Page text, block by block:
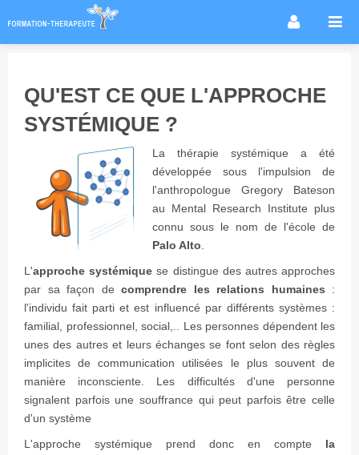
Thérapies / méthodes
Conseils formation
Annuaire des praticiens
Agenda & Actualités
QU'EST CE QUE L'APPROCHE
SYSTÉMIQUE ?
La thérapie systémique a été
développée sous l'impulsion de
l'anthropologue Gregory Bateson
au Mental Research Institute plus
connu sous le nom de l'école de
Palo Alto
L'approche systémique se distingue des autres approches
par sa façon de comprendre les relations humaines :
l'individu fait parti et est influencé par différents systèmes :
familial, professionnel, social,.. Les personnes dépendent les
unes des autres et leurs échanges se font selon des règles
implicites de communication utilisées le plus souvent de
manière inconsciente. Les difficultés d'une personne
signalent parfois une souffrance qui peut parfois être celle
d'un système
L'approche systémique prend donc en compte la